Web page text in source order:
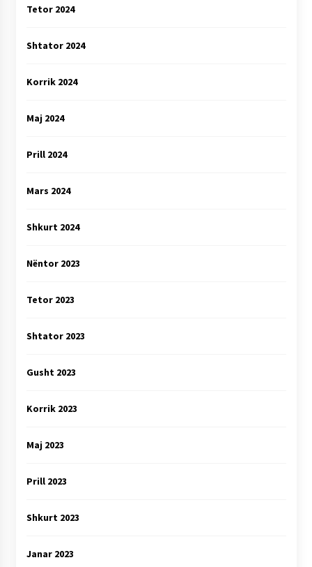
Tetor 2024
Shtator 2024
Korrik 2024
Maj 2024
Prill 2024
Mars 2024
Shkurt 2024
Nëntor 2023
Tetor 2023
Shtator 2023
Gusht 2023
Korrik 2023
Maj 2023
Prill 2023
Shkurt 2023
Janar 2023